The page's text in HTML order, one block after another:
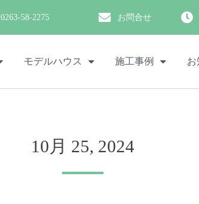
0263-58-2275 お問合せ
モデルハウス 施工事例 お
10月 25, 2024